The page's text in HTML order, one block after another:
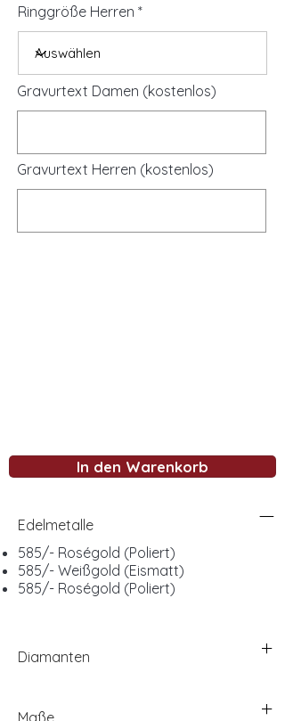
Ringgröße Herren
Gravurtext Damen (kostenlos)
Gravurtext Herren (kostenlos)
In den Warenkorb
Edelmetalle
585/- Roségold (Poliert)
585/- Weißgold (Eismatt)
585/- Roségold (Poliert)
Diamanten